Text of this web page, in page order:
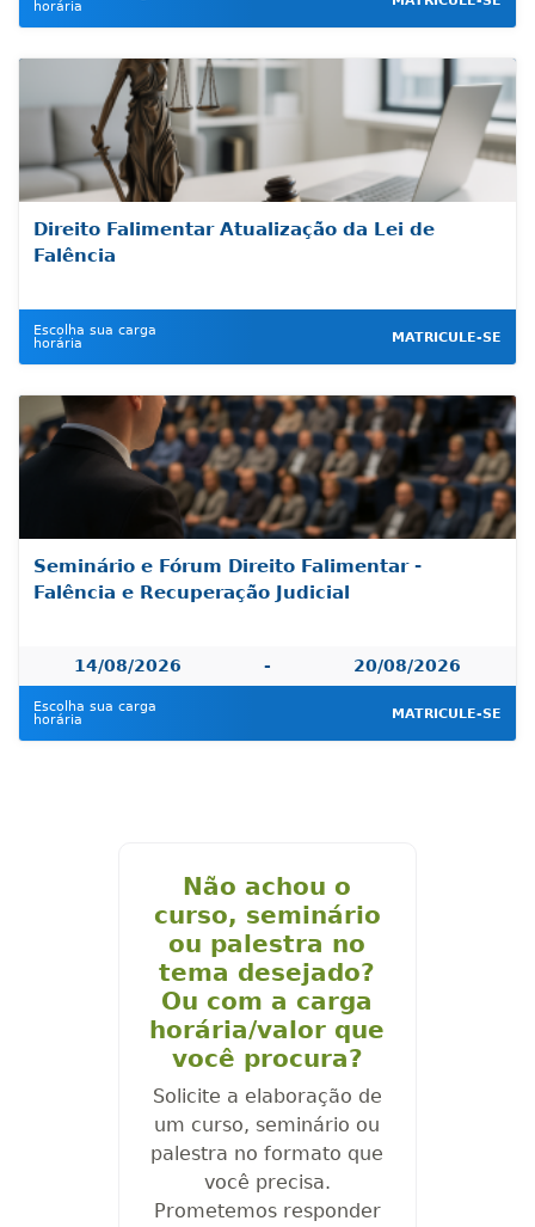
horária
Direito Falimentar Atualização da Lei de
Falência
Escolha sua carga
horária
MATRICULE-SE
Seminário e Fórum Direito Falimentar -
Falência e Recuperação Judicial
14/08/2026 - 20/08/2026
Escolha sua carga
horária
MATRICULE-SE
Não achou o
curso, seminário
ou palestra no
tema desejado?
Ou com a carga
horária/valor que
você procura?
Solicite a elaboração de
um curso, seminário ou
palestra no formato que
você precisa.
Prometemos responder